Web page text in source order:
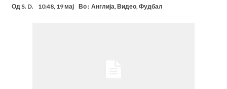
Од S. D. 10:48, 19 мај Во : Англија,Видео,Фудбал